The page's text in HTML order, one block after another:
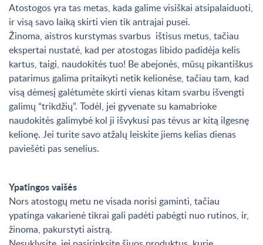
Atostogos yra tas metas, kada galime visiškai atsipalaiduoti,
ir visą savo laiką skirti vien tik antrajai pusei.
Žinoma, aistros kurstymas svarbus ištisus metus, tačiau
ekspertai nustatė, kad per atostogas libido padidėja kelis
kartus, taigi, naudokitės tuo! Be abejonės, mūsų pikantiškus
patarimus galima pritaikyti netik kelionėse, tačiau tam, kad
visą dėmesį galėtumėte skirti vienas kitam svarbu išvengti
galimų “trikdžių”. Todėl, jei gyvenate su kamabrioke
naudokitės galimybė kol ji išvykusi pas tėvus ar kitą ilgesnę
kelionę. Jei turite savo atžalų leiskite jiems kelias dienas
paviešėti pas senelius.
Ypatingos vaišės
Nors atostogų metu ne visada norisi gaminti, tačiau
ypatinga vakarienė tikrai gali padėti pabėgti nuo rutinos, ir,
žinoma, pakurstyti aistrą.